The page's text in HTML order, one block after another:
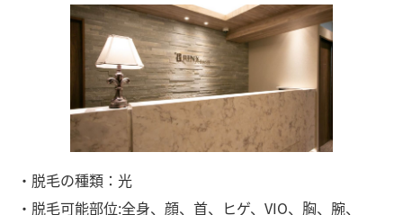
・脱毛の種類：光
・脱毛可能部位:全身、顔、首、ヒゲ、VIO、胸、腕、